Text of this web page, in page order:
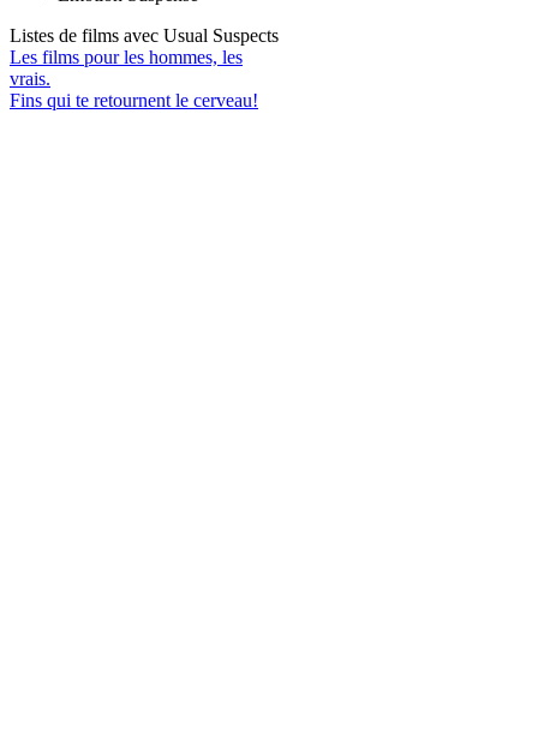
Listes de films avec Usual Suspects
Les films pour les hommes, les
vrais.
Fins qui te retournent le cerveau!